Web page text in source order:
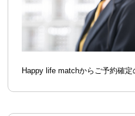
Happy life matchからご予約確定